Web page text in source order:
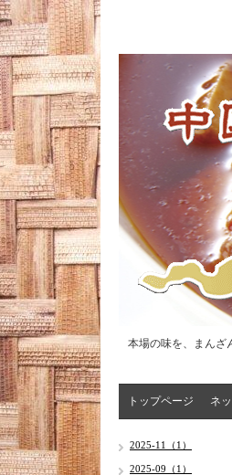
本場の味を、まんざ
トップページ ネ
2025-11（1）
2025-09（1）